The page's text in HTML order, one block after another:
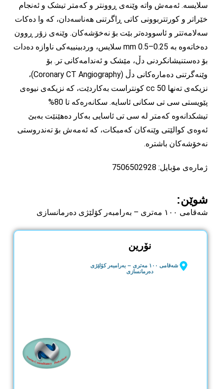
سلایسە. ئەمەش واتە وێنەی ڕوونتر و کەمتر تیشک و ئەنجام
خێراتر و کورتتربوونی کاتی ڕاگرتنی هەناسەدان، کە وا دەکات
سەلامەتتر و ئاسوودەتر بێت بۆ نەخۆشەکان. وێنەی زۆر ڕوون
دەخاتەوە بە 0.25–0.5 mm سلايس
، وردبینییەکی ناوازە دەدات
بۆ دەستنیشانکردنی دڵ، مێشک و ئەندامەکانی تر. بۆ
وێنەگرتنی دەمارەکانی دڵ (Coronary CT Angiography)،
نزیکەی تەنها 50 cc
كونتراست بەکاردێت، کە نزیکەی نیوەی
پێویستی سی تی سکانی ئاسایە. سکانەرەکە تا 80%
تیشکدانەوە کەمتر لە سی تی ئاسایی بەکار دەهێنێت بەبێ
ئەوەی کوالێتی وێنەکان کەمبکات، کە ئەمەش بۆ تەندروستی
نەخۆشەکان باشترە.
ژمارەی مۆبایل: 7506502928
شوێن:
شەقامی ١٠٠ مەتری – بەرامبەر کۆلێژی دەرمانسازی
نۆرین
شەقامی ١٠٠ مەتری – بەرامبەر کۆلێژی
دەرمانسازی